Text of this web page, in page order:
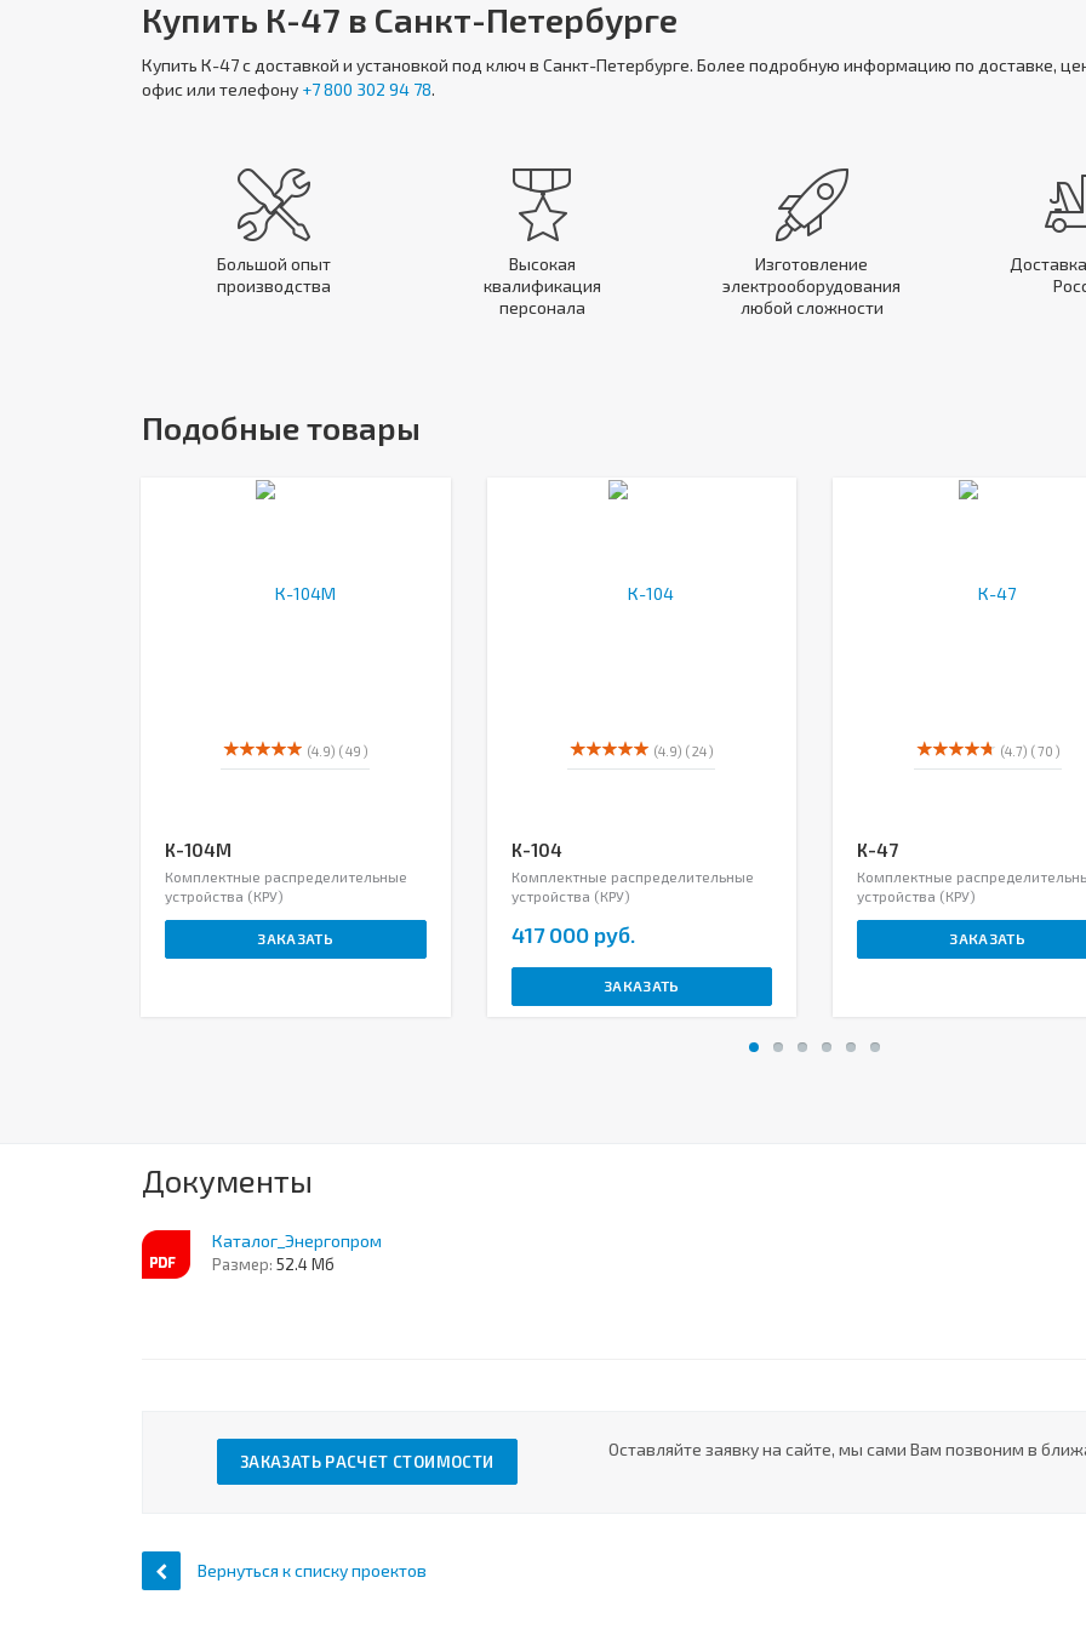
Купить К-47 в Санкт-Петербурге
Купить К-47с доставкой и установкой под ключ в Санкт-Петербурге. Более подробную информацию по доставке,
офис или телефону +7 800 302 94 78.
Большой опыт
производства
Высокая
квалификация
персонала
Изготовление
электрооборудования
любой сложности
Подобные товары
(4.9) ( 49 )
К-104М
Комплектные распределительные
устройства (КРУ)
ЗАКАЗАТЬ
(4.9) ( 24 )
К-104
Комплектные распределительные
устройства (КРУ)
417 000 руб.
ЗАКАЗАТЬ
(4.7) ( 70 )
К-47
Комплектные
устройства (КРУ)
ЗАКАЗАТЬ
Документы
Каталог_Энергопром
Размер: 52.4 Мб
ЗАКАЗАТЬ РАСЧЕТ СТОИМОСТИ
Оставляйте заявку на сайте, мы сами Вам позвоним в
Вернуться к списку проектов